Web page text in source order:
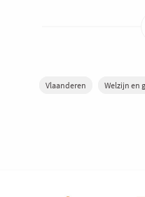
Vlaanderen Welzijn en